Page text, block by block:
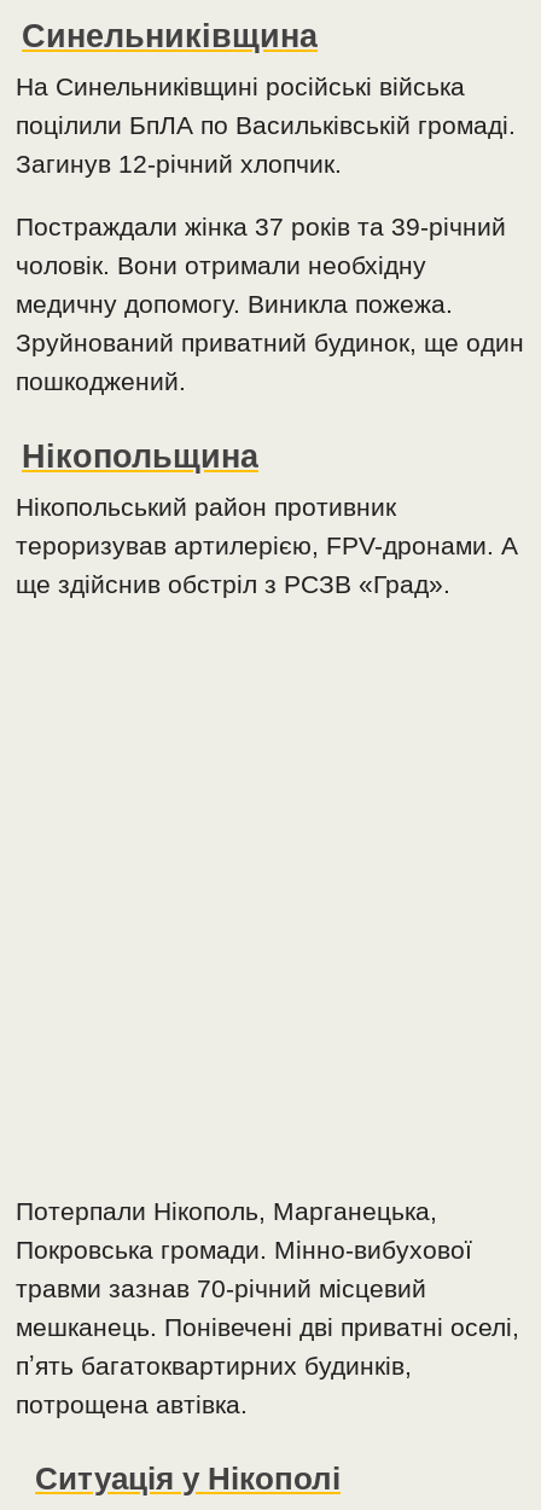
Синельниківщина
На Синельниківщині російські війська
поцілили БпЛА по Васильківській громаді.
Загинув 12-річний хлопчик.
Постраждали жінка 37 років та 39-річний
чоловік. Вони отримали необхідну
медичну допомогу. Виникла пожежа.
Зруйнований приватний будинок, ще один
пошкоджений.
Нікопольщина
Нікопольський район противник
тероризував артилерією, FPV-дронами. А
ще здійснив обстріл з РСЗВ «Град».
Потерпали Нікополь, Марганецька,
Покровська громади. Мінно-вибухової
травми зазнав 70-річний місцевий
мешканець. Понівечені дві приватні оселі,
пʼять багатоквартирних будинків,
потрощена автівка.
Ситуація у Нікополі